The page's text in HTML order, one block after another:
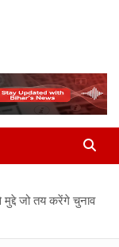
मुद्दे जो तय करेंगे चुनाव